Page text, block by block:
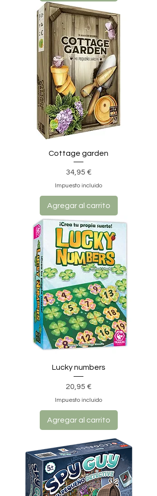
Cottage garden
Precio
34,95 €
Impuesto incluido
Agregar al carrito
Lucky numbers
Precio
20,95 €
Impuesto incluido
Agregar al carrito